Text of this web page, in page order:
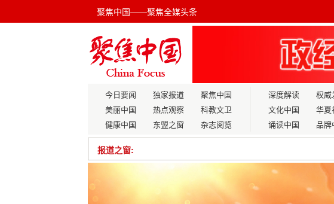
聚焦中国——聚焦全媒头条
今日要闻 独家报道
聚焦中国
美丽中国
热点观察
科教文卫
健康中国
东盟之窗 杂志阅览
深度解读 权威
文化中国
华夏
诵读中国
品牌
报道之窗:
破城市“里子工程”难题：市政排水管网恶臭根源治理的“